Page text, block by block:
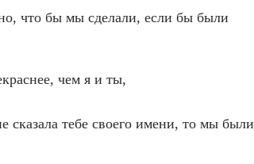
что бы мы сделали, если бы были
чем я и ты,
сказала тебе своего имени, то мы были